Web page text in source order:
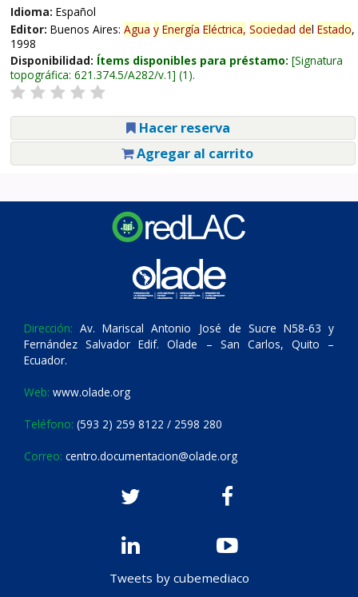
Idioma: Español
Editor: Buenos Aires: Agua y Energía Eléctrica, Sociedad del Estado,
1998
Disponibilidad: Ítems disponibles para préstamo: Signatura
topográfica: 621.374.5/A282/v.1 (1).
Hacer reserva
Agregar al carrito
Dirección: Av. Mariscal Antonio José de Sucre N58-63 y
Fernández Salvador Edif. Olade – San Carlos, Quito –
Ecuador.
Web: www.olade.org
Teléfono: (593 2) 259 8122 / 2598 280
Correo: centro.documentacion@olade.org
Tweets by cubemediaco